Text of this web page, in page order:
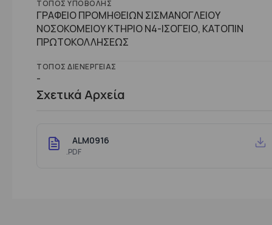
ΤΌΠΟΣ ΥΠΟΒΟΛΉΣ
ΓΡΑΦΕΙΟ ΠΡΟΜΗΘΕΙΩΝ ΣΙΣΜΑΝΟΓΛΕΙΟΥ
ΝΟΣΟΚΟΜΕΙΟΥ ΚΤΗΡΙΟ Ν4-ΙΣΟΓΕΙΟ, ΚΑΤΟΠΙΝ
ΠΡΩΤΟΚΟΛΛΗΣΕΩΣ
ΤΌΠΟΣ ΔΙΕΝΈΡΓΕΙΑΣ
-
Σχετικά Αρχεία
ALM0916
.PDF